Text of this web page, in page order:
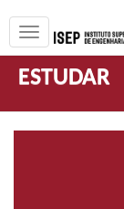
ESTUDAR